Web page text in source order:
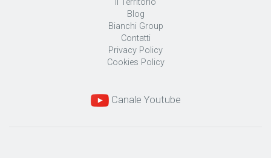
Blog
Bianchi Group
Contatti
Privacy Policy
Cookies Policy
Canale Youtube